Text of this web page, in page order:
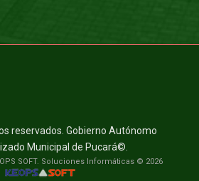
reservados. Gobierno Autónomo
Municipal de Pucará©.
SOFT. Soluciones Informáticas © 2026